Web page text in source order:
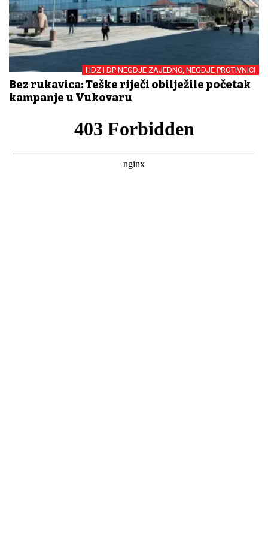
HDZ I DP NEGDJE ZAJEDNO, NEGDJE PROTIVNICI
Bez rukavica: Teške riječi obilježile početak
kampanje u Vukovaru